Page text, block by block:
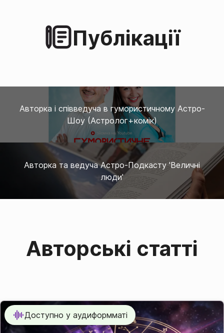
Публікації
Авторка і співведуча в гумористичному Астро-
Шоу (Астролог+комік)
Авторка та ведуча Астро-Подкасту 'Величні
люди'
Авторські статті
Доступно у аудиформматі